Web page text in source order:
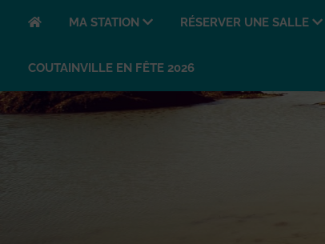
MA STATION RÉSERVER UNE SALLE
COUTAINVILLE EN FÊTE 2026